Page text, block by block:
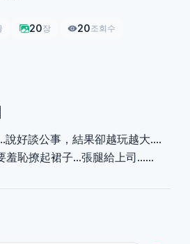
20장 20조회수
說好談公事，結果卻越玩越大....
羞恥撩起裙子...張腿給上司......